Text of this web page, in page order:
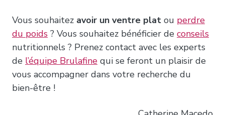
Vous souhaitez avoir un ventre plat ou perdre
du poids ? Vous souhaitez bénéficier de conseils
nutritionnels ? Prenez contact avec les experts
de l’équipe Brulafine qui se feront un plaisir de
vous accompagner dans votre recherche du
bien-être !